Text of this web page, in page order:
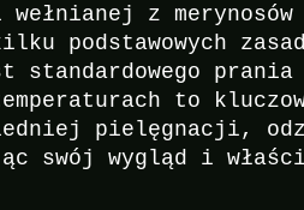
z
podstawowych
standardowego
to
pielęgnacji,
swój wygląd i